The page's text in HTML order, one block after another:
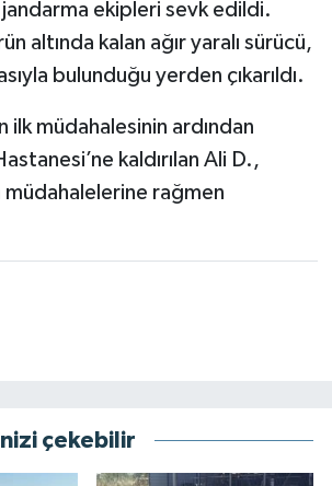
jandarma ekipleri sevk edildi.
altında kalan ağır yaralı sürücü,
bulunduğu yerden çıkarıldı.
ilk müdahalesinin ardından
kaldırılan Ali D.,
rağmen
çekebilir